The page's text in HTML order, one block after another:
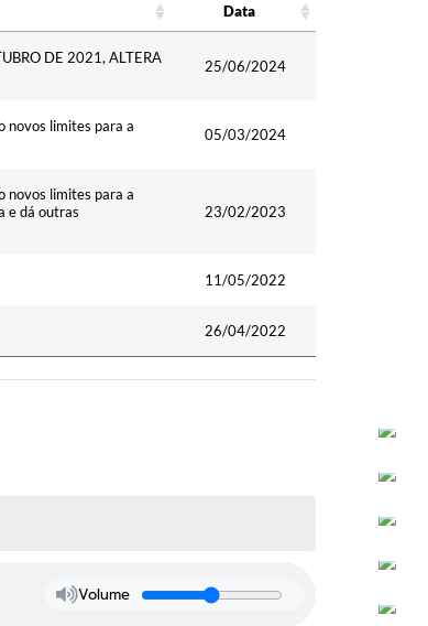
Data
DE 2021, ALTERA
25/06/2024
novos limites para a
05/03/2024
novos limites para a
e dá outras
23/02/2023
11/05/2022
26/04/2022
Volume